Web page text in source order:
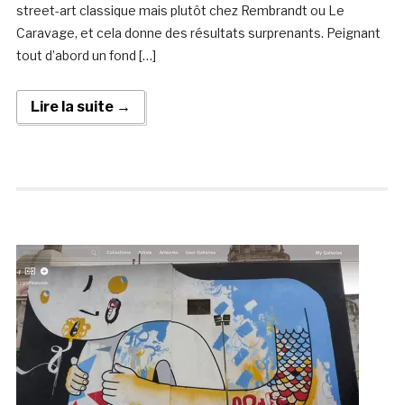
street-art classique mais plutôt chez Rembrandt ou Le
Caravage, et cela donne des résultats surprenants. Peignant
tout d’abord un fond […]
Lire la suite →